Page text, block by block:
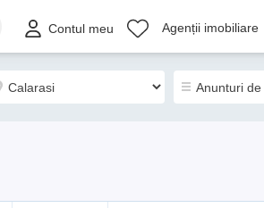
Contul meu Agenții imobiliare
Sortează Hartă Listă